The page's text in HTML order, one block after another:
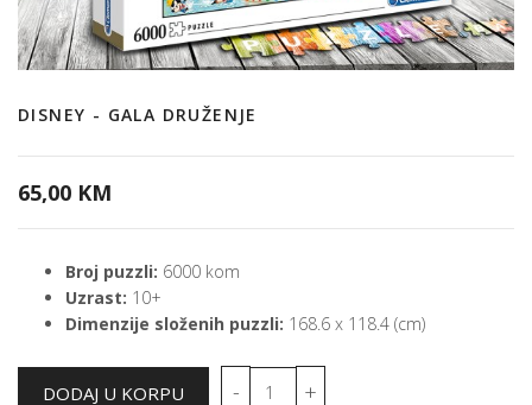
DISNEY - GALA DRUŽENJE
65,00 KM
Broj puzzli: 6000 kom
Uzrast: 10+
Dimenzije složenih puzzli: 168.6 x 118.4 (cm)